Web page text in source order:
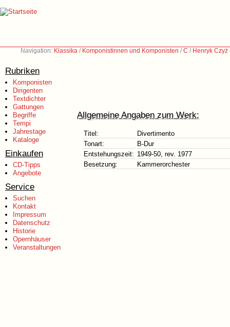
Navigation: Klassika / Komponistinnen und Komponisten /C / Henryk
Rubriken
Komponisten
Dirigenten
Textdichter
Gattungen
Begriffe
Tempi
Jahrestage
Kataloge
Einkaufen
CD-Tipps
Angebote
Service
Suchen
Kontakt
Impressum
Datenschutz
Historie
Opernhäuser
Veranstaltungen
Allgemeine Angaben zum Werk:
Titel:
Divertimento
Tonart:
B-Dur
Entstehungszeit: 1949-50, rev. 1977
Besetzung:
Kammerorchester